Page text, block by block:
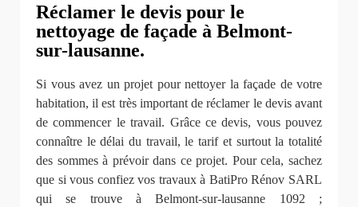
Réclamer le devis pour le
nettoyage de façade à Belmont-
sur-lausanne.
Si vous avez un projet pour nettoyer la façade de votre
habitation, il est très important de réclamer le devis avant
de commencer le travail. Grâce ce devis, vous pouvez
connaître le délai du travail, le tarif et surtout la totalité
des sommes à prévoir dans ce projet. Pour cela, sachez
que si vous confiez vos travaux à BatiPro Rénov SARL
qui se trouve à Belmont-sur-lausanne 1092 ;